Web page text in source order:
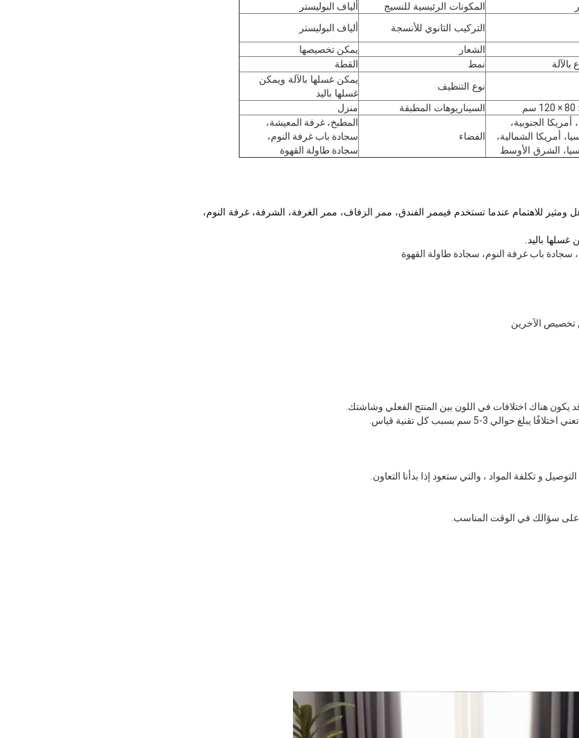
المكونات الرئيسية للنسيج
ألياف البوليستر
التركيب الثانوي للأنسجة
ألياف البوليستر
الشعار
يمكن تخصيصها
بالآلة نمط
القطة
نوع التنظيف
يمكن غسلها بالآلة ويمكن
غسلها باليد
السيناريوهات المطبقة منزل
أمريكا الجنوبية،
أمريكا الشمالية،
الشرق الأوسط
الفضاء
المطبخ، غرفة المعيشة،
سجادة باب غرفة النوم،
سجادة طاولة القهوة
ومثير للاهتمام عندما تستخدم فيممر الفندق، ممر الزفاف، ممر الغرفة، الشرفة، غرفة النوم،
باليد.
سجادة باب غرفة النوم، سجادة طاولة القهوة
حوالي 3-5 سم بسبب كل تقنية قياس.
و تكلفة المواد ، والتي ستعود إذا بدأنا التعاون.